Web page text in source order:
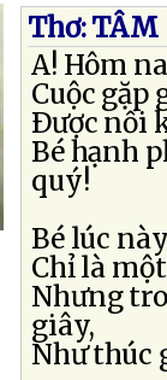
Thơ: TÂM
A! Hôm
Cuộc gặp
Ðược nối
Bé hạnh
quý!
Bé lúc
Chỉ là
Nhưng
giây,
Như thúc